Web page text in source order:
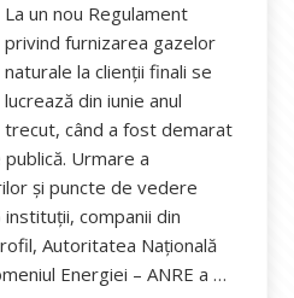
La un nou Regulament
privind furnizarea gazelor
naturale la clienții finali se
lucrează din iunie anul
trecut, când a fost demarat
Urmare a
şi puncte de vedere
companii din
Autoritatea Națională
Energiei – ANRE a …